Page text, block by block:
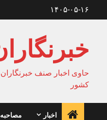
۱۴۰۵-۰۵-۱۶
حاوی اخبار صنف
کشور
اخبار مصاحبه